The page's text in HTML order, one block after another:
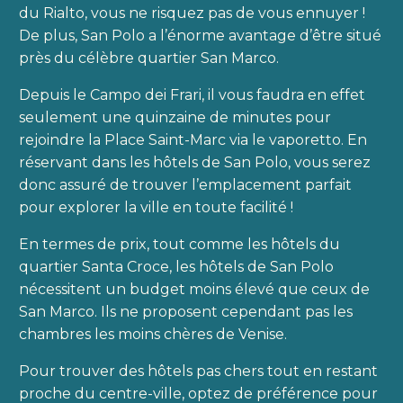
du Rialto, vous ne risquez pas de vous ennuyer !
De plus, San Polo a l’énorme avantage d’être situé
près du célèbre quartier San Marco.
Depuis le Campo dei Frari, il vous faudra en effet
seulement une quinzaine de minutes pour
rejoindre la Place Saint-Marc via le vaporetto. En
réservant dans les hôtels de San Polo, vous serez
donc assuré de trouver l’emplacement parfait
pour explorer la ville en toute facilité !
En termes de prix, tout comme les hôtels du
quartier Santa Croce, les hôtels de San Polo
nécessitent un budget moins élevé que ceux de
San Marco. Ils ne proposent cependant pas les
chambres les moins chères de Venise.
Pour trouver des hôtels pas chers tout en restant
proche du centre-ville, optez de préférence pour